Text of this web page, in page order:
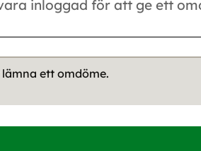
ett omdöme.